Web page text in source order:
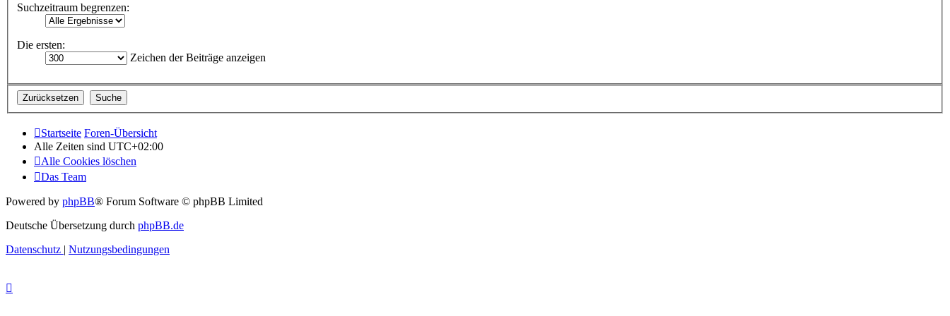
Suchzeitraum begrenzen:
Die ersten:
Zeichen der Beiträge anzeigen
Startseite Foren-Übersicht
Alle Zeiten sind UTC+02:00
Alle Cookies löschen
Das Team
Powered by phpBB® Forum Software © phpBB Limited
Deutsche Übersetzung durch phpBB.de
Datenschutz | Nutzungsbedingungen